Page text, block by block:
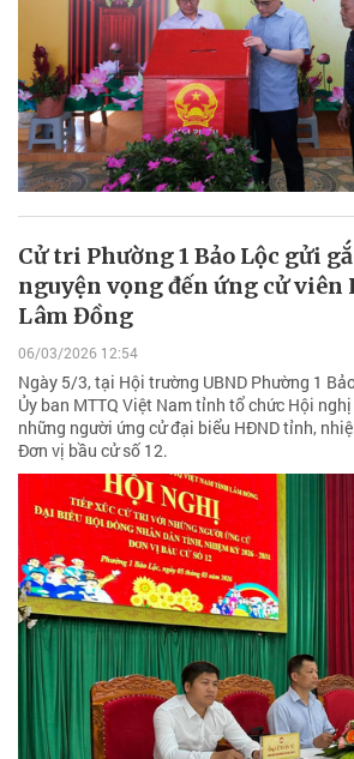
Cử tri Phường 1 Bảo Lộc gửi
nguyện vọng đến ứng cử
Lâm Đồng
06/03/2026 12:54
Ngày 5/3, tại Hội trường UBND Phường 1
Ủy ban MTTQ Việt Nam tỉnh tổ chức Hội
những người ứng cử đại biểu HĐND tỉnh,
Đơn vị bầu cử số 12.